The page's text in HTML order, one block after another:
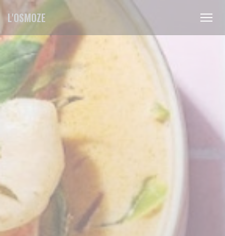
Personalización de sus opciones de cookies
L'OSMOZE